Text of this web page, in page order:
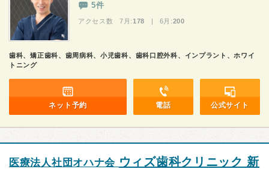
5件
アクセス数 7月: 178 | 6月:200
歯科、矯正歯科、歯周病科、小児歯科、歯科口腔外科、インプラント、ホワイ
トニング
ネット予約 電話 公式サイト
医療法人社団オハナ会 ウィズ歯科クリニック 新